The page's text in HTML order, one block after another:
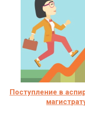
Поступление в